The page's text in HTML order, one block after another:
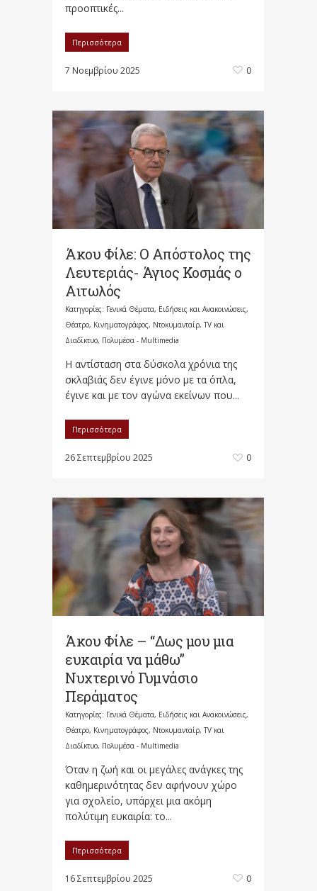
προοπτικές...
Περισσότερα
7 Νοεμβρίου 2025 0
Άκου Φίλε: Ο Απόστολος της
Λευτεριάς- Άγιος Κοσμάς ο
Αιτωλός
Κατηγορίες: Γενικά Θέματα, Ειδήσεις και Ανακοινώσεις,
Θέατρο, Κινηματογράφος, Ντοκυμανταίρ, TV και
Διαδίκτυο, Πολυμέσα - Multimedia
Η αντίσταση στα δύσκολα χρόνια της
σκλαβιάς δεν έγινε μόνο με τα όπλα,
έγινε και με τον αγώνα εκείνων που...
Περισσότερα
26 Σεπτεμβρίου 2025 0
Άκου Φίλε – “Δως μου μια
ευκαιρία να μάθω”
Νυχτερινό Γυμνάσιο
Περάματος
Κατηγορίες: Γενικά Θέματα, Ειδήσεις και Ανακοινώσεις,
Θέατρο, Κινηματογράφος, Ντοκυμανταίρ, TV και
Διαδίκτυο, Πολυμέσα - Multimedia
Όταν η ζωή και οι μεγάλες ανάγκες της
καθημερινότητας δεν αφήνουν χώρο
για σχολείο, υπάρχει μια ακόμη
πολύτιμη ευκαιρία: το...
Περισσότερα
16 Σεπτεμβρίου 2025 0